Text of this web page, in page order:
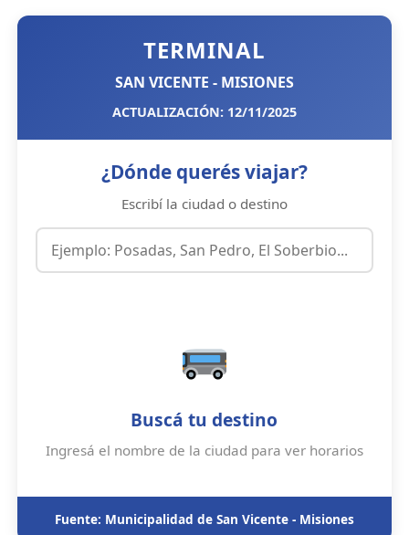
TERMINAL
SAN VICENTE - MISIONES
ACTUALIZACIÓN: 12/11/2025
¿Dónde querés viajar?
Escribí la ciudad o destino
Buscá tu destino
Ingresá el nombre de la ciudad para ver horarios
Fuente: Municipalidad de San Vicente - Misiones